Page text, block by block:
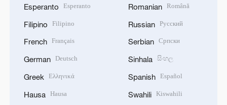
Esperanto Esperanto
Filipino Filipino
French Français
German Deutsch
Greek Ελληνικά
Hausa Hausa
Romanian Română
Russian Русский
Serbian Српски
Sinhala සිංහල
Spanish Español
Swahili Kiswahili